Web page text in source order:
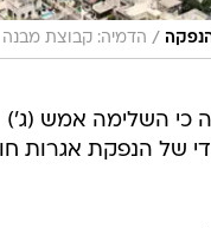
/ הדמיה: קבוצת מבנה
כי השלימה אמש (ג')
של הנפקת אגרות